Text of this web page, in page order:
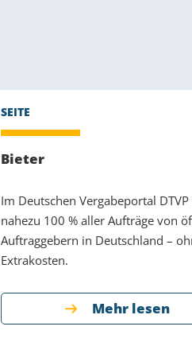
Bieter
Im Deutschen Vergabeportal
nahezu 100 % aller Aufträge von
Auftraggebern in Deutschland –
Extrakosten.
Mehr lesen